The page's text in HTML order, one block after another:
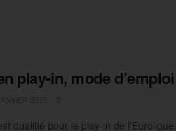
play-in, mode d’emploi
qualifié pour le play-in de l’Euroligue.